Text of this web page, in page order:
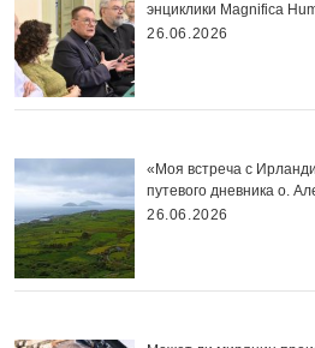
энциклики Magnifica
26.06.2026
«Моя встреча с
путевого дневника о.
26.06.2026